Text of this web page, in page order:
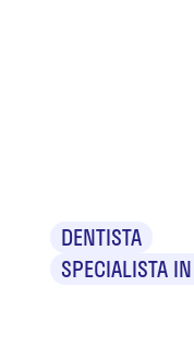
DENTISTA
SPECIALISTA